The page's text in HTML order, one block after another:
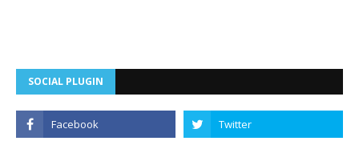
SOCIAL PLUGIN